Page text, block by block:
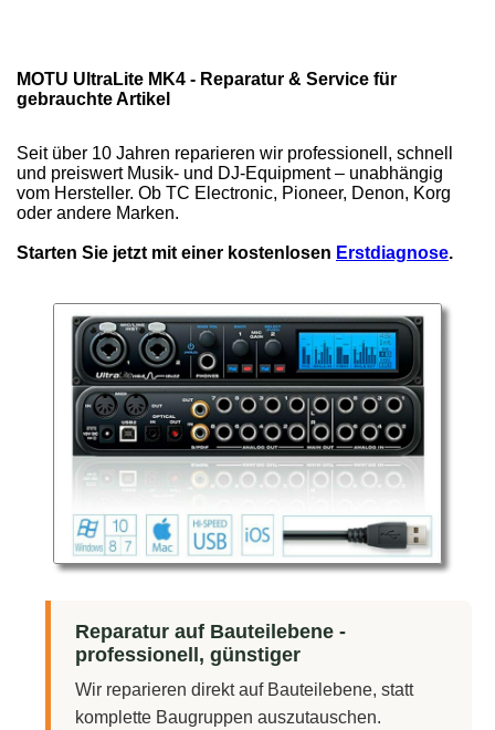
MOTU UltraLite MK4 - Reparatur & Service für
gebrauchte Artikel
Seit über 10 Jahren reparieren wir professionell, schnell
und preiswert Musik- und DJ-Equipment – unabhängig
vom Hersteller. Ob TC Electronic, Pioneer, Denon, Korg
oder andere Marken.
Starten Sie jetzt mit einer kostenlosen Erstdiagnose.
Reparatur auf Bauteilebene -
professionell, günstiger
Wir reparieren direkt auf Bauteilebene, statt
komplette Baugruppen auszutauschen.